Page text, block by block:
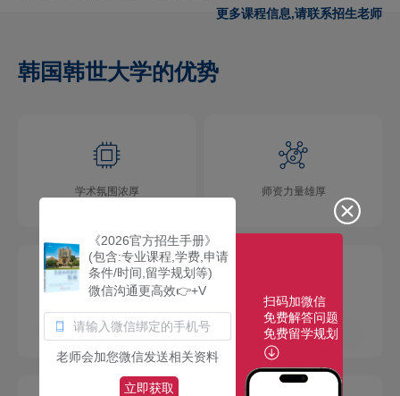
更多课程信息,请联系招生老师
韩国韩世大学的优势
学术氛围浓厚 师资力量雄厚
校园环境优美 社团活动多彩
《2026官方招生手册》
(包含:专业课程,学费,申请
条件/时间,留学规划等)
微信沟通更高效👉+V
老师会加您微信发送相关资料
立即获取
扫码加微信
免费解答问题
免费留学规划